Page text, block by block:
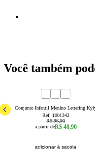
Você também
Conjunto Infantil Menino Lettering
Ref: 1001342
R$ 96,90
a partir deR$ 48,90
adicionar à sacola